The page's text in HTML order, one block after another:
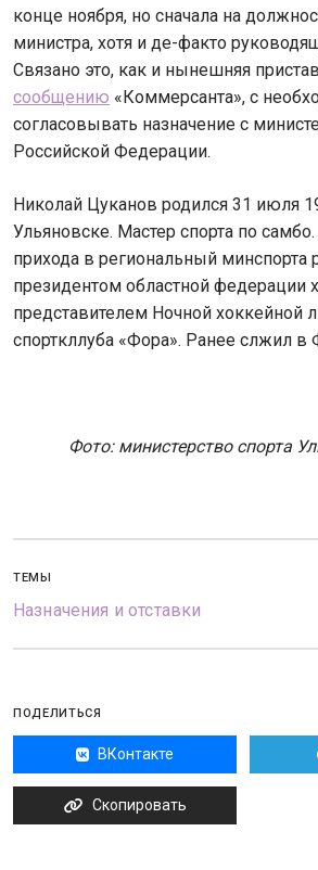
конце ноября, но сначала на
министра, хотя и де-факто
Связано это, как и нынешняя
сообщению «Коммерсанта», с
согласовывать назначение с
Российской Федерации.
Николай Цуканов родился 31 июля
Ульяновске. Мастер спорта по
прихода в региональный минспорта
президентом областной федерации
представителем Ночной хоккейной
спорткллуба «Фора». Ранее слжил
Фото: министерство спорта
ТЕМЫ
Назначения и отставки
ПОДЕЛИТЬСЯ
ВКонтакте
Скопировать